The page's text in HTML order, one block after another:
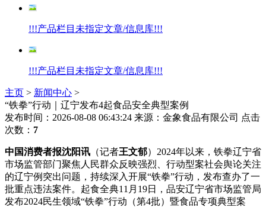
!!!产品栏目未指定文章/信息库!!!
!!!产品栏目未指定文章/信息库!!!
主页 > 新闻中心 >
“铁拳”行动｜辽宁发布4起食品安全典型案例
发布时间：2026-08-08 06:43:24 来源：金象食品有限公司 点击
次数： 7
中国消费者报沈阳讯 （记者王文郁）2024年以来，铁拳辽宁省
市场监管部门聚焦人民群众反映强烈、行动型案社会舆论关注
的辽宁例 突出问题，持续深入开展“铁拳”行动，发布查办了一
批重点违法案件。起食全典11月19日，品安辽宁省市场监管局
发布2024民生领域“铁拳”行动（第4批）暨食品专项典型案